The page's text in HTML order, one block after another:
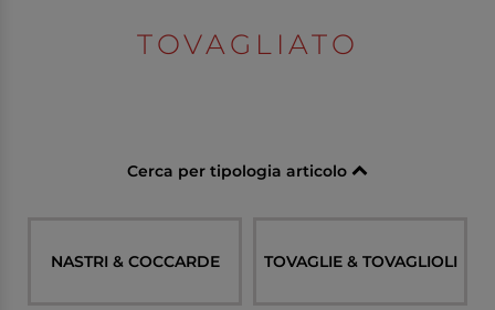
TOVAGLIATO
Cerca per tipologia articolo
NASTRI & COCCARDE TOVAGLIE & TOVAGLIOLI